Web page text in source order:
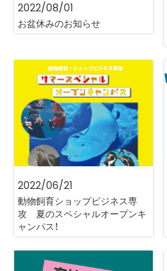
2022/08/01
お盆休みのお知らせ
2022/06/21
動物飼育ショップビジネス専
攻 夏のスペシャルオープンキ
ャンパス！